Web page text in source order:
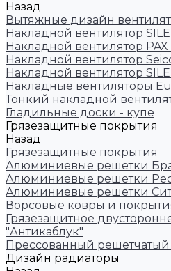
Назад
Вытяжные дизайн
Накладной вентилятор
Накладной вентилятор
Накладной вентилятор
Накладной вентилятор
Накладные вентиляторы
Тонкий накладной
Гладильные доски - купе
Грязезащитные покрытия
Назад
Грязезащитные покрытия
Алюминиевые решетки
Алюминиевые решетки
Алюминиевые решетки
Ворсовые ковры и
Грязезащитное
"Антикаблук"
Прессованный решетчатый
Дизайн радиаторы